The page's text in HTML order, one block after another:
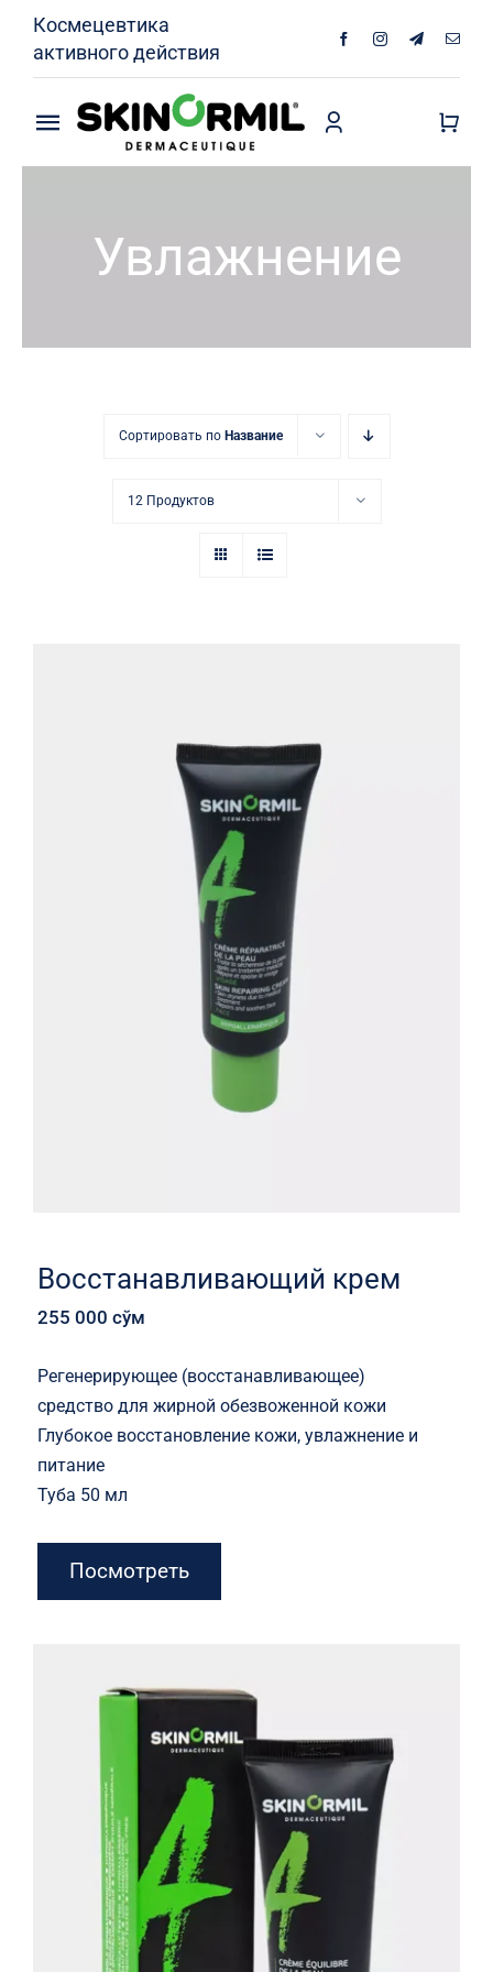
content
Космецевтика
активного действия
Toggle
Navigation
Кожа без акне
Специалисты
Купить в аптеке
Увлажнение
Сортировать по Название
12 Продуктов
Восстанавливающий крем
Восстанавливающий крем
255 000сўм
Регенерирующее (восстанавливающее)
средство для жирной обезвоженной кожи
Глубокое восстановление кожи, увлажнение и
питание
Туба 50 мл
Посмотреть
Крем-баланс с матирующим
эффектом